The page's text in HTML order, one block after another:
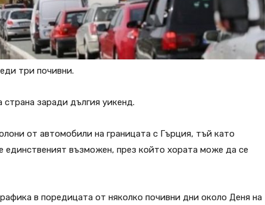
три почивни.
заради дългия уикенд.
от автомобили на границата с Гърция, тъй като
единственият възможен, през който хората може да се
в поредицата от няколко почивни дни около Деня на